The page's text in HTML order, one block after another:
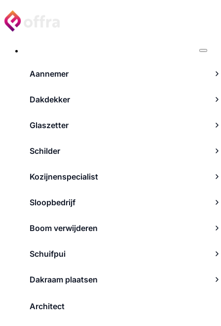
Aannemer
Dakdekker
Glaszetter
Schilder
Kozijnenspecialist
Sloopbedrijf
Boom verwijderen
Schuifpui
Dakraam plaatsen
Architect